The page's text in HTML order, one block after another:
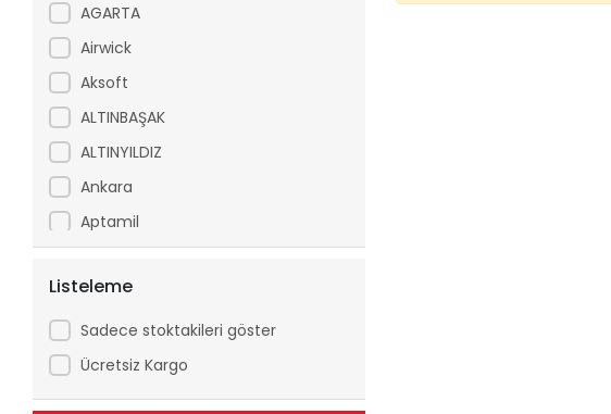
AGARTA
Airwick
Aksoft
ALTINBAŞAK
ALTINYILDIZ
Ankara
Aptamil
Ariel
Arko
Asperox
ASSE
Listeleme
Sadece stoktakileri göster
Ücretsiz Kargo